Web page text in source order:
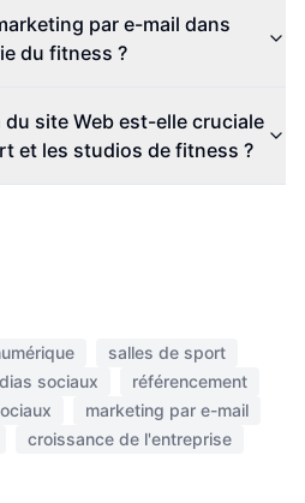
par e-mail dans
du fitness ?
site Web est-elle cruciale
et les studios de fitness ?
salles de sport
sociaux
référencement
marketing par e-mail
croissance de l'entreprise